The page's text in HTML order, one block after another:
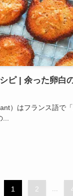
ピ | 余った卵白
）はフランス語で
1 2